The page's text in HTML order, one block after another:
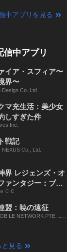
中アプリを見る
信中アプリ
イア・スフィア〜
界〜
Design Co.,Ltd
マ充生活：美少女
しすぎた件
Inc.
戦記
NEXUS Co., Ltd.
界 レジェンズ・オ
ァンタジー：ブレ
ＣＣ
盟：暁の遠征
NETWORK PTE. LT
と見る